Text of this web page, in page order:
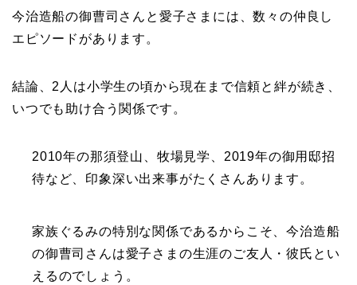
今治造船の御曹司さんと愛子さまには、数々の仲良し
エピソードがあります。
結論、2人は小学生の頃から現在まで信頼と絆が続き、
いつでも助け合う関係です。
2010年の那須登山、牧場見学、2019年の御用邸招
待など、印象深い出来事がたくさんあります。
家族ぐるみの特別な関係であるからこそ、今治造船
の御曹司さんは愛子さまの生涯のご友人・彼氏とい
えるのでしょう。